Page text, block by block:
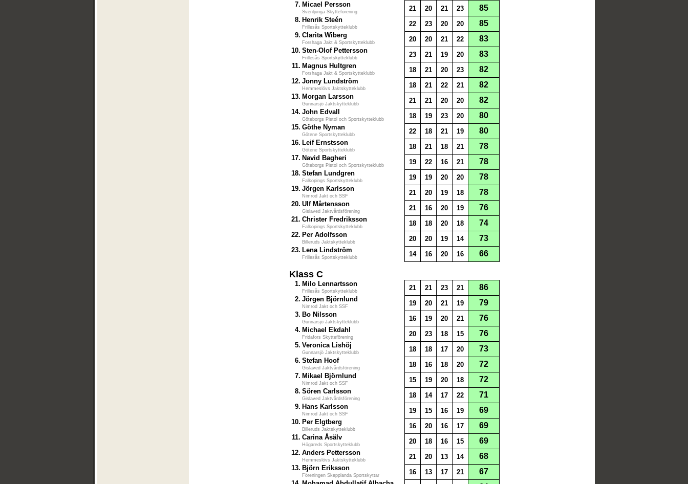
7. Micael Persson
Svenljunga Skytteförening 21 20 21 23 85
8. Henrik Steén
Frillesås Sportskytteklubb 22 23 20 20 85
9. Clarita Wiberg
Forshaga Jakt & Sportskytteklubb 20 20 21 22 83
10. Sten-Olof Pettersson
Frillesås Sportskytteklubb 23 21 19 20 83
11. Magnus Hultgren
Forshaga Jakt & Sportskytteklubb 18 21 20 23 82
12. Jonny Lundström
Hemmeslövs Jaktskytteklubb 18 21 22 21 82
13. Morgan Larsson
Gunnarsjö Jaktskytteklubb 21 21 20 20 82
14. John Edvall
Göteborgs Pistol och Sportskytteklubb 18 19 23 20 80
15. Göthe Nyman
Götene Sportskytteklubb 22 18 21 19 80
16. Leif Ernstsson
Götene Sportskytteklubb 18 21 18 21 78
17. Navid Bagheri
Göteborgs Pistol och Sportskytteklubb 19 22 16 21 78
18. Stefan Lundgren
Falköpings Sportskytteklubb 19 19 20 20 78
19. Jörgen Karlsson
Nimrod Jakt och SSF 21 20 19 18 78
20. Ulf Mårtensson
Gislaved Jaktvårdsförening 21 16 20 19 76
21. Christer Fredriksson
Falköpings Sportskytteklubb 18 18 20 18 74
22. Per Adolfsson
Billeruds Jaktskytteklubb 20 20 19 14 73
23. Lena Lindström
Frillesås Sportskytteklubb 14 16 20 16 66
Klass C
1. Milo Lennartsson
Frillesås Sportskytteklubb 21 21 23 21 86
2. Jörgen Björnlund
Nimrod Jakt och SSF 19 20 21 19 79
3. Bo Nilsson
Gunnarsjö Jaktskytteklubb 16 19 20 21 76
4. Michael Ekdahl
Fridafors Skytteförening 20 23 18 15 76
5. Veronica Lishöj
Gunnarsjö Jaktskytteklubb 18 18 17 20 73
6. Stefan Hoof
Gislaved Jaktvårdsförening 18 16 18 20 72
7. Mikael Björnlund
Nimrod Jakt och SSF 15 19 20 18 72
8. Sören Carlsson
Gislaved Jaktvårdsförening 18 14 17 22 71
9. Hans Karlsson
Nimrod Jakt och SSF 19 15 16 19 69
10. Per Elgtberg
Billeruds Jaktskytteklubb 16 20 16 17 69
11. Carina Åsälv
Högareds Sportskytteklubb 20 18 16 15 69
12. Anders Pettersson
Hemmeslövs Jaktskytteklubb 21 20 13 14 68
13. Björn Eriksson
Föreningen Skepplanda Sportskyttar 16 13 17 21 67